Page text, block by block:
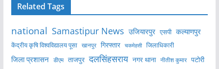
Related Tags
national Samastipur News उजियारपुर एसपी कल्याणपुर
केंद्रीय कृषि विश्वविद्यालय पूसा खानपुर गिरफ्तार चकमेहसी जिलाधिकारी
जिला प्रशासन डीएम ताजपुर दलसिंहसराय नगर थाना नीतीश कुमार पटोरी